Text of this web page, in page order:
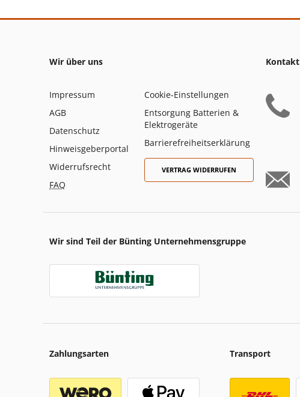
Wir über uns
Impressum
AGB
Datenschutz
Hinweisgeberportal
Widerrufsrecht
FAQ
Cookie-Einstellungen
Entsorgung Batterien &
Elektrogeräte
Barrierefreiheitserklärung
VERTRAG WIDERRUFEN
Kontakt
Wir sind Teil der Bünting Unternehmensgruppe
Zahlungsarten Transport